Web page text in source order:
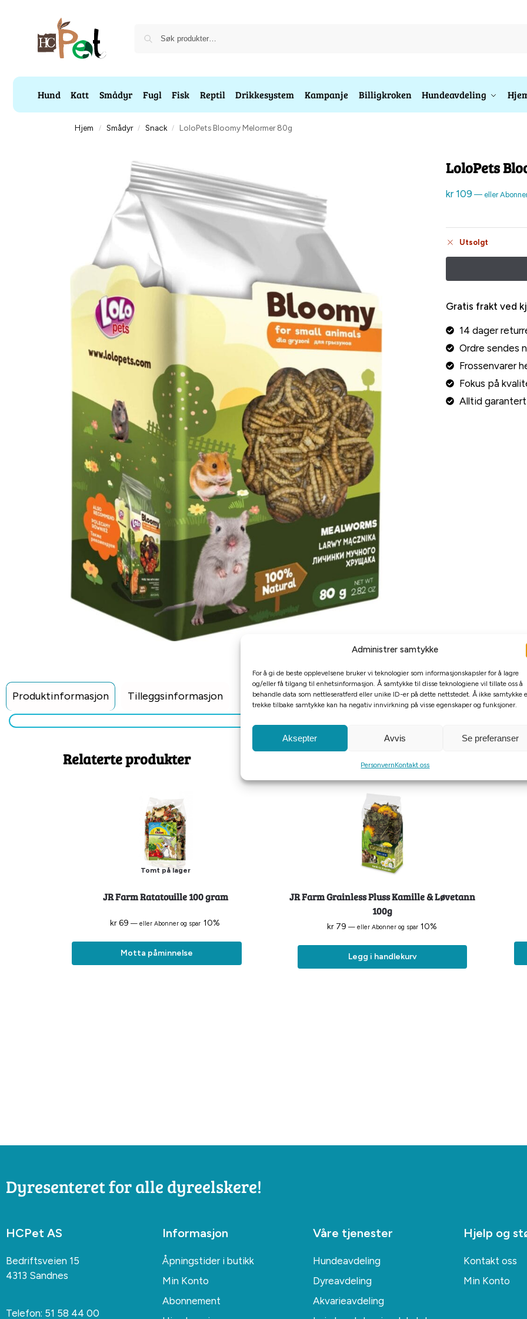
Administrer samtykke
For å gi de beste opplevelsene bruker vi teknologier som informasjonskapsler for å lagre
og/eller få tilgang til enhetsinformasjon. Å samtykke til disse teknologiene vil tillate oss å
behandle data som nettleseratferd eller unike ID-er på dette nettstedet. Å ikke samtykke
trekke tilbake samtykke kan ha negativ innvirkning på visse egenskaper og funksjoner.
Aksepter Avvis Se preferanser
PersonvernKontakt oss
Hund Katt Smådyr Fugl Fisk Reptil Drikkesystem Kampanje Billigkroken Hundeavdeling
Hjem / Smådyr / Snack / LoloPets Bloomy Melormer 80g
LoloPets
kr109 — eller
Utsolgt
Gratis frakt ved
14 dager
Ordre sendes
Frossenvarer
Fokus på
Alltid
Produktinformasjon Tilleggsinformasjon
Relaterte produkter
Tomt på lager
JR Farm Ratatouille 100 gram
kr69 — eller Abonner og spar 10%
Motta påminnelse
JR Farm Grainless Pluss Kamille & Løvetann
100g
kr79 —eller Abonner og spar 10%
Legg i handlekurv
Dyresenteret for alle dyreelskere!
HCPet AS
Bedriftsveien 15
4313 Sandnes
Telefon: 51 58 44 00
Informasjon
Åpningstider i butikk
Min Konto
Abonnement
Våre tjenester
Hundeavdeling
Dyreavdeling
Akvarieavdeling
Hjelp og
Kontakt oss
Min Konto